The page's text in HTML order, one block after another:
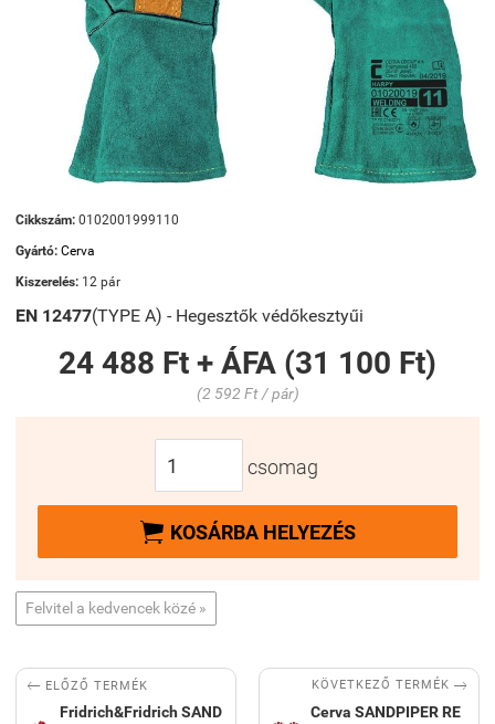
Cikkszám: 0102001999110
Gyártó: Cerva
Kiszerelés: 12 pár
EN 12477(TYPE A) - Hegesztők védőkesztyűi
24 488 Ft + ÁFA (31 100 Ft)
(2 592 Ft / pár)
csomag
 KOSÁRBA HELYEZÉS
Felvitel a kedvencek közé »
 ELŐZŐ TERMÉK
Fridrich&Fridrich SAND
KÖVETKEZŐ TERMÉK 
Cerva SANDPIPER RE